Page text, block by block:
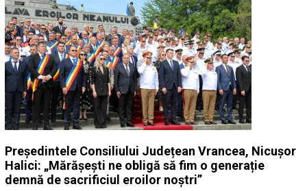
Președintele Consiliului Județean Vrancea, Nicușor
Halici: „Mărășești ne obligă să fim o generație
demnă de sacrificiul eroilor noștri”